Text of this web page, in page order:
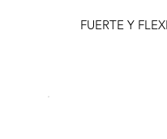
FUERTE Y